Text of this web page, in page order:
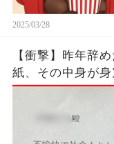
2025/03/28
【衝撃】昨年辞
紙、その中身が
た…...